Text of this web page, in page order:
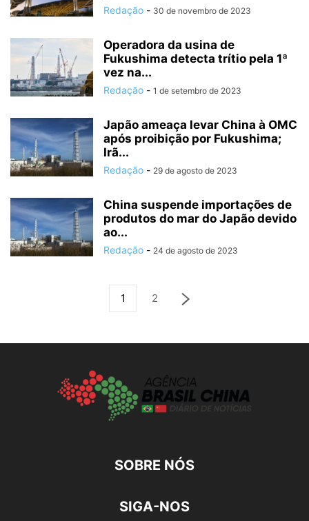
Redação - 30 de novembro de 2023
Operadora da usina de
Fukushima detecta trítio pela 1ª
vez na...
Redação - 1 de setembro de 2023
Japão ameaça levar China à OMC
após proibição por Fukushima;
Irã...
Redação - 29 de agosto de 2023
China suspende importações de
produtos do mar do Japão devido
ao...
Redação - 24 de agosto de 2023
1 2
SOBRE NÓS
SIGA-NOS